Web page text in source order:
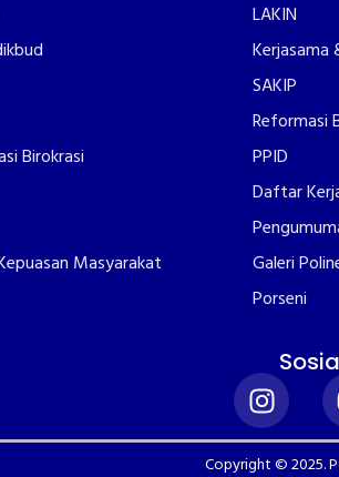
Birokrasi
Masyarakat
LAKIN
Kerjasama
SAKIP
Reformasi
PPID
Daftar
Galeri
Porseni
Copyright © 2025.